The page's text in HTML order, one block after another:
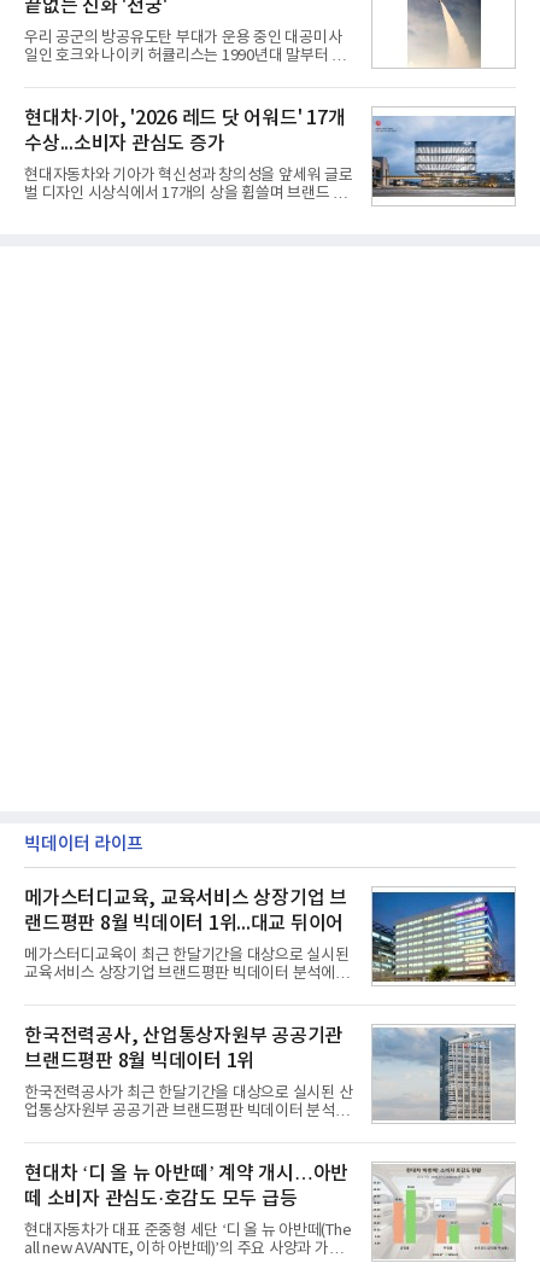
개 모델이며, 동시 구독 계약 시 스탠바이미2(모델명
27LX6TPGA) 구독료를 50% 할인 받을 수 있다. 프로
모션 대상 모델과 혜택, 구독료 등 프로모션 세부 사항
은 베스트샵 판매 매니저에게 문의하면 자세히 안내
등으로 이전
끝없는 진화 '천궁'
우리 공군의 방공유도탄 부대가 운용 중인 대공미사
일인 호크와 나이키 허큘리스는 1990년대 말부터 성
기존 미사일체계를 대체할 중고도 및 중거리 대공미
사일을 개발하기로 결정했다.처음 KM-SAM 사업으로
불린 이 사업의 명칭은 호크(Iron Hawk, 철매)를 대체
한다는 의미에서 ‘철매Ⅱ’ 로 정해졌다. 철매Ⅱ 개발
사업은 미사일체계 완성 후인 2011년 ‘천궁(天弓)’으
로 다시 장비명이 바뀌었다. 17개 업체와 관련 기관이
참여한 가운데 LIG 넥스원은 탐색 개발에서 체계개발
현대차·기아, '2026 레드 닷 어워드' 17개
수상...소비자 관심도 증가
현대자동차와 기아가 혁신성과 창의성을 앞세워 글로
벌 디자인 시상식에서 17개의 상을 휩쓸며 브랜드 경
빅데이터 라이프
메가스터디교육, 교육서비스 상장기업 브
랜드평판 8월 빅데이터 1위...대교 뒤이어
메가스터디교육이 최근 한달기간을 대상으로 실시된
교육서비스 상장기업 브랜드평판 빅데이터 분석에서
일 한국기업평판연구소(소장 구창환)는 국내 교육서
비스 상장기업 브랜드를 대상으로 지난 7월 7일부터
8월 7일까지 수집된 소비자 빅데이터 10,074,233건
을 분석한 결과, 메가스터디교육이 브랜드평판지수
1,710,926을 기록하며 8월 1위에 올랐다고 밝혔다.
분석에 활용된 빅데이터는 지난 7월(9,491,206건) 대
비 6.14% 증가한 수치로, 교육서비스 상장기업 브랜
디교육, 대교, 디지
한국전력공사, 산업통상자원부 공공기관
브랜드평판 8월 빅데이터 1위
한국전력공사가 최근 한달기간을 대상으로 실시된 산
업통상자원부 공공기관 브랜드평판 빅데이터 분석에
이 순으로 뒤를 이었다.7일 한국기업평판연구소(소장
구창환)는 산업통상자원부 공공기관 41개 브랜드를
대상으로 지난 7월 7일부터 8월 7일까지 수집된 소비
자 빅데이터 91,102,549건을 분석한 결과, 한국전력
공사가 브랜드평판지수 10,670,633을 기록하며 8월
1위에 올랐다고 밝혔다. 분석에 활용된 빅데이터는 지
난 7월(88,893,823건) 대비 2.48% 증가한 수치다.연
현대차 ‘디 올 뉴 아반떼’ 계약 개시…아반
떼 소비자 관심도·호감도 모두 급등
현대자동차가 대표 준중형 세단 ‘디 올 뉴 아반떼(The
all new AVANTE, 이하 아반떼)’의 주요 사양과 가격